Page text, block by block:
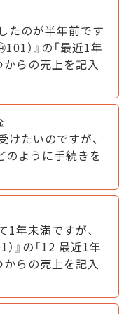
たのが半年前です
）』の「最近1年
らの売上を記入
たいのですが、
のように手続きを
年未満ですが、
』の「12 最近1年
らの売上を記入